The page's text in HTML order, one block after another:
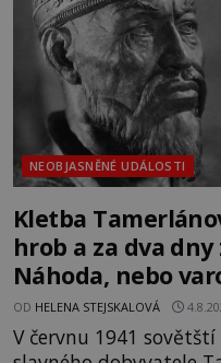
NEOBJASNĚNÉ UDÁLOSTI
Kletba
hrob a za dva dny
Náhoda, nebo
OD HELENA STEJSKALOVÁ
V červnu 1941